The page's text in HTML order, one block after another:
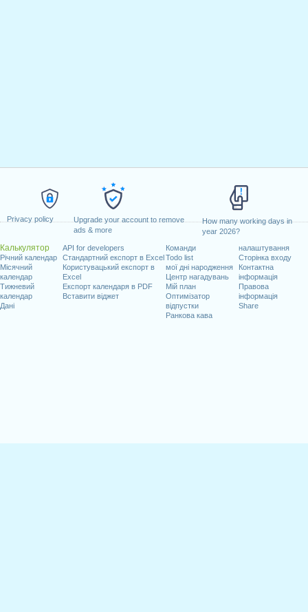
Privacy policy
Upgrade your account to remove
ads & more
How many working days in
year 2026?
Калькулятор
Річний календар
Місячний
календар
Тижневий
календар
Дані
API for developers
Стандартний експорт в Excel
Користувацький експорт в
Excel
Експорт календаря в PDF
Вставити віджет
Команди
Todo list
мої дні народження
Центр нагадувань
Мій план
Оптимізатор
відпустки
Ранкова кава
налаштування
Сторінка входу
Контактна
інформація
Правова
інформація
Share